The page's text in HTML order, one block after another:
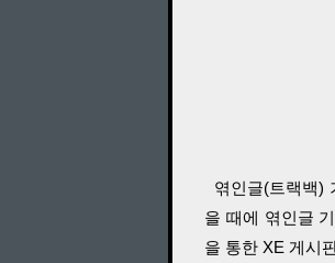
엮인글(트랙백)
을 때에 엮인글
을 통한 XE 게시